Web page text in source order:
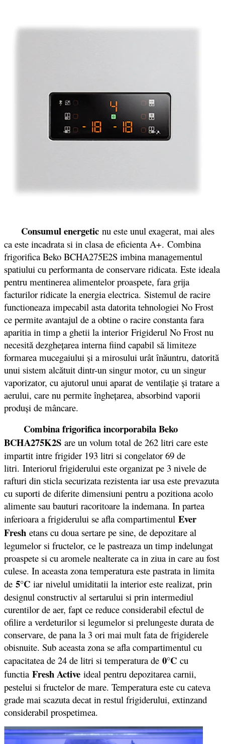
Consumul energetic nu este unul exagerat, mai ales
ca este incadrata si in clasa de eficienta A+. Combina
frigorifica Beko BCHA275E2S imbina managementul
spatiului cu performanta de conservare ridicata. Este ideala
pentru mentinerea alimentelor proaspete, fara grija
facturilor ridicate la energia electrica. Sistemul de racire
functioneaza impecabil asta datorita tehnologiei No Frost
ce permite avantajul de a obtine o racire constanta fara
aparitia in timp a ghetii la interior Frigiderul No Frost nu
necesită dezgheţarea interna fiind capabil să limiteze
formarea mucegaiului şi a mirosului urât înăuntru, datorită
unui sistem alcătuit dintr-un singur motor, cu un singur
vaporizator, cu ajutorul unui aparat de ventilaţie şi tratare a
aerului, care nu permite îngheţarea, absorbind vaporii
produşi de mâncare.
Combina frigorifica incorporabila Beko
BCHA275K2S are un volum total de 262 litri care este
impartit intre frigider 193 litri si congelator 69 de
litri. Interiorul frigiderului este organizat pe 3 nivele de
rafturi din sticla securizata rezistenta iar usa este prevazuta
cu suporti de diferite dimensiuni pentru a pozitiona acolo
alimente sau bauturi racoritoare la indemana. In partea
inferioara a frigiderului se afla compartimentul Ever
Fresh etans cu doua sertare pe sine, de depozitare al
legumelor si fructelor, ce le pastreaza un timp indelungat
proaspete si cu aromele nealterate ca in ziua in care au fost
culese. In aceasta zona temperatura este pastrata in limita
de 5°C iar nivelul umiditatii la interior este realizat, prin
designul constructiv al sertarului si prin intermediul
curentilor de aer, fapt ce reduce considerabil efectul de
ofilire a verdeturilor si legumelor si prelungeste durata de
conservare, de pana la 3 ori mai mult fata de frigiderele
obisnuite. Sub aceasta zona se afla compartimentul cu
capacitatea de 24 de litri si temperatura de 0°C cu
functia Fresh Active ideal pentru depozitarea carnii,
pestelui si fructelor de mare. Temperatura este cu cateva
grade mai scazuta decat in restul frigiderului, extinzand
considerabil prospetimea.